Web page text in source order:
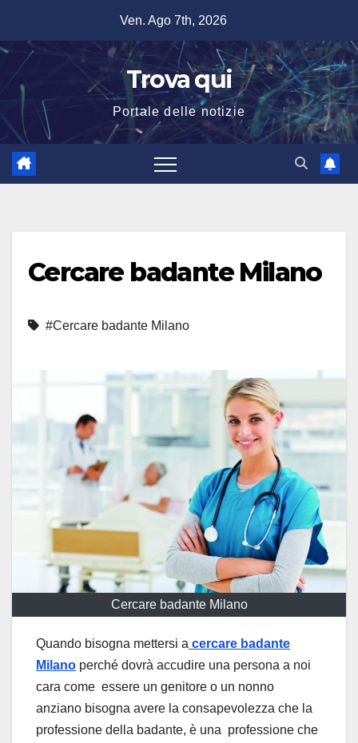
contenuto
Ven. Ago 7th, 2026
Trova qui
Portale delle notizie
Cercare badante Milano
#Cercare badante Milano
Cercare badante Milano
Quando bisogna mettersi a cercare badante
Milano perché dovrà accudire una persona a noi
cara come essere un genitore o un nonno
anziano bisogna avere la consapevolezza che la
professione della badante, è una professione che